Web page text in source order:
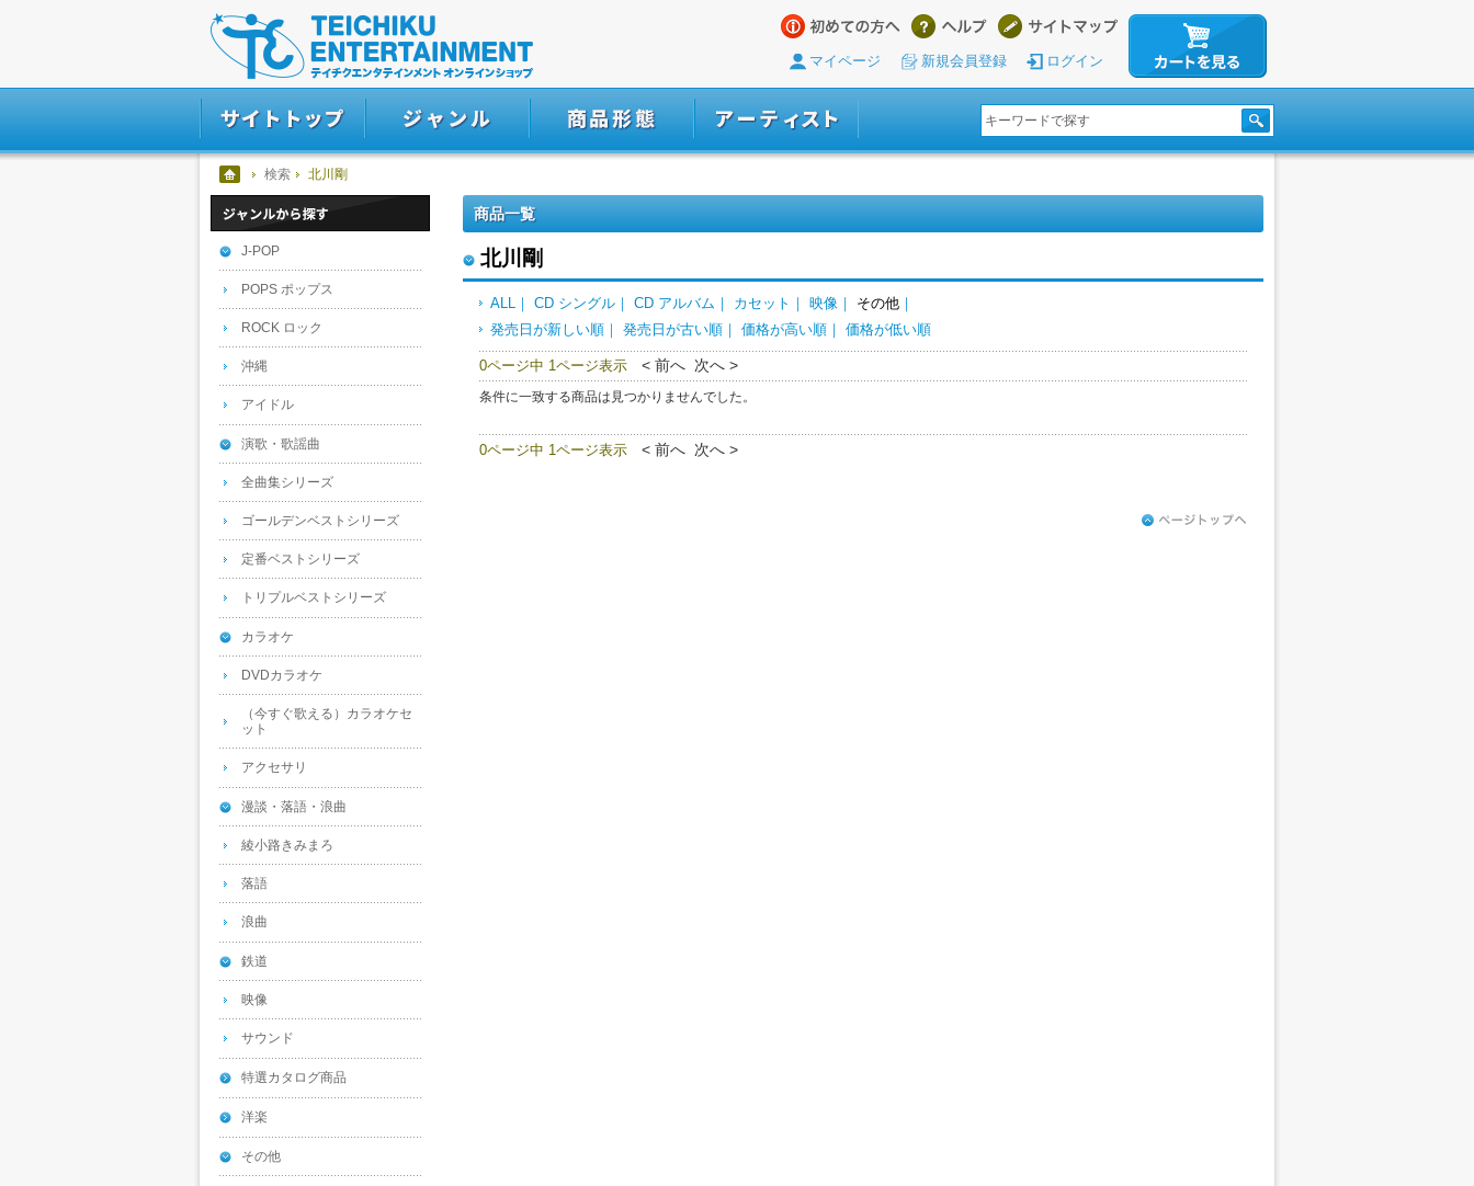
マイページ 新規会員登録 ログイン
検索 北川剛
商品一覧
北川剛
ALL ｜ CD シングル ｜ CD アルバム ｜ カセット ｜ 映像 ｜ その他 ｜
発売日が新しい順 ｜ 発売日が古い順 ｜ 価格が高い順 ｜ 価格が低い順
0ページ中 1ページ表示 < 前へ 次へ >
条件に一致する商品は見つかりませんでした。
0ページ中 1ページ表示 < 前へ 次へ >
J-POP
POPS ポップス
ROCK ロック
沖縄
アイドル
演歌・歌謡曲
全曲集シリーズ
ゴールデンベストシリーズ
定番ベストシリーズ
トリプルベストシリーズ
カラオケ
DVDカラオケ
（今すぐ歌える）カラオケセ
ット
アクセサリ
漫談・落語・浪曲
綾小路きみまろ
落語
浪曲
鉄道
映像
サウンド
特選カタログ商品
洋楽
その他